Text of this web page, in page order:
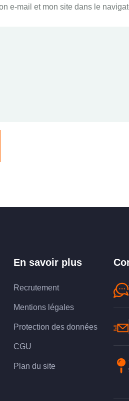
e-mail et mon site dans le
En savoir plus
Recrutement
Mentions légales
Protection des données
CGU
Plan du site